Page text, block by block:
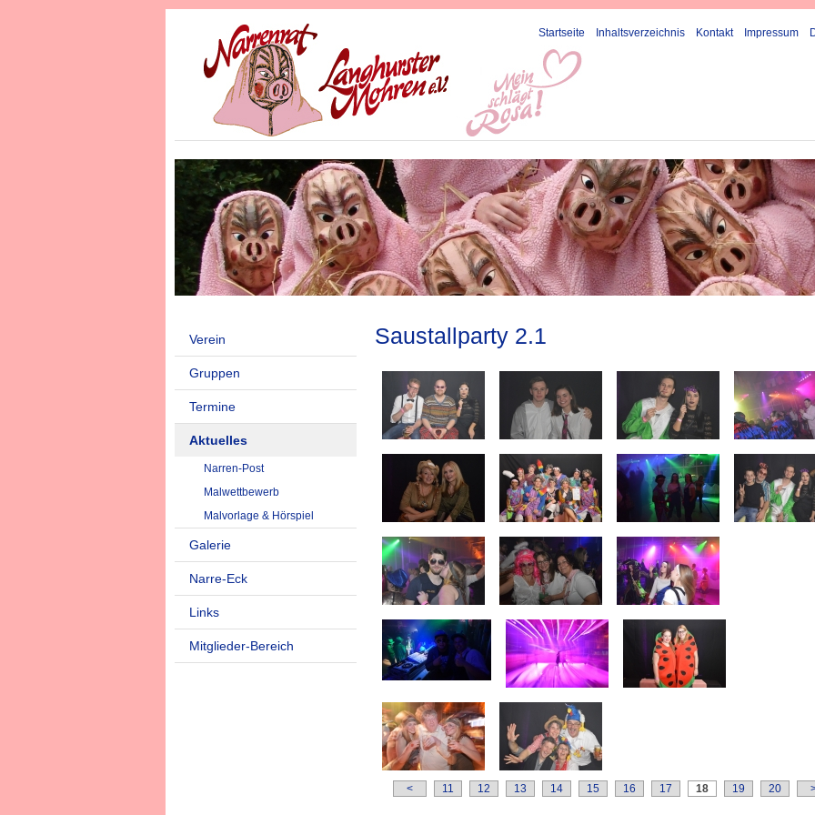
Startseite Inhaltsverzeichnis Kontakt Impressum
Verein
Gruppen
Termine
Aktuelles
Narren-Post
Malwettbewerb
Malvorlage & Hörspiel
Galerie
Narre-Eck
Links
Mitglieder-Bereich
Saustallparty 2.1
< 11 12 13 14 15 16 17 18 19 20